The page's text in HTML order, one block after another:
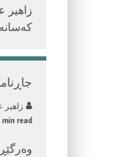
زاهیر
min read